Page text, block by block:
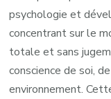
psychologie et
concentrant sur le
totale et sans
conscience de soi,
environnement.